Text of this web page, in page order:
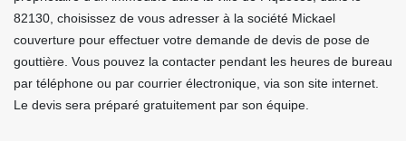
82130, choisissez de vous adresser à la société Mickael
couverture pour effectuer votre demande de devis de pose de
gouttière. Vous pouvez la contacter pendant les heures de bureau
par téléphone ou par courrier électronique, via son site internet.
Le devis sera préparé gratuitement par son équipe.